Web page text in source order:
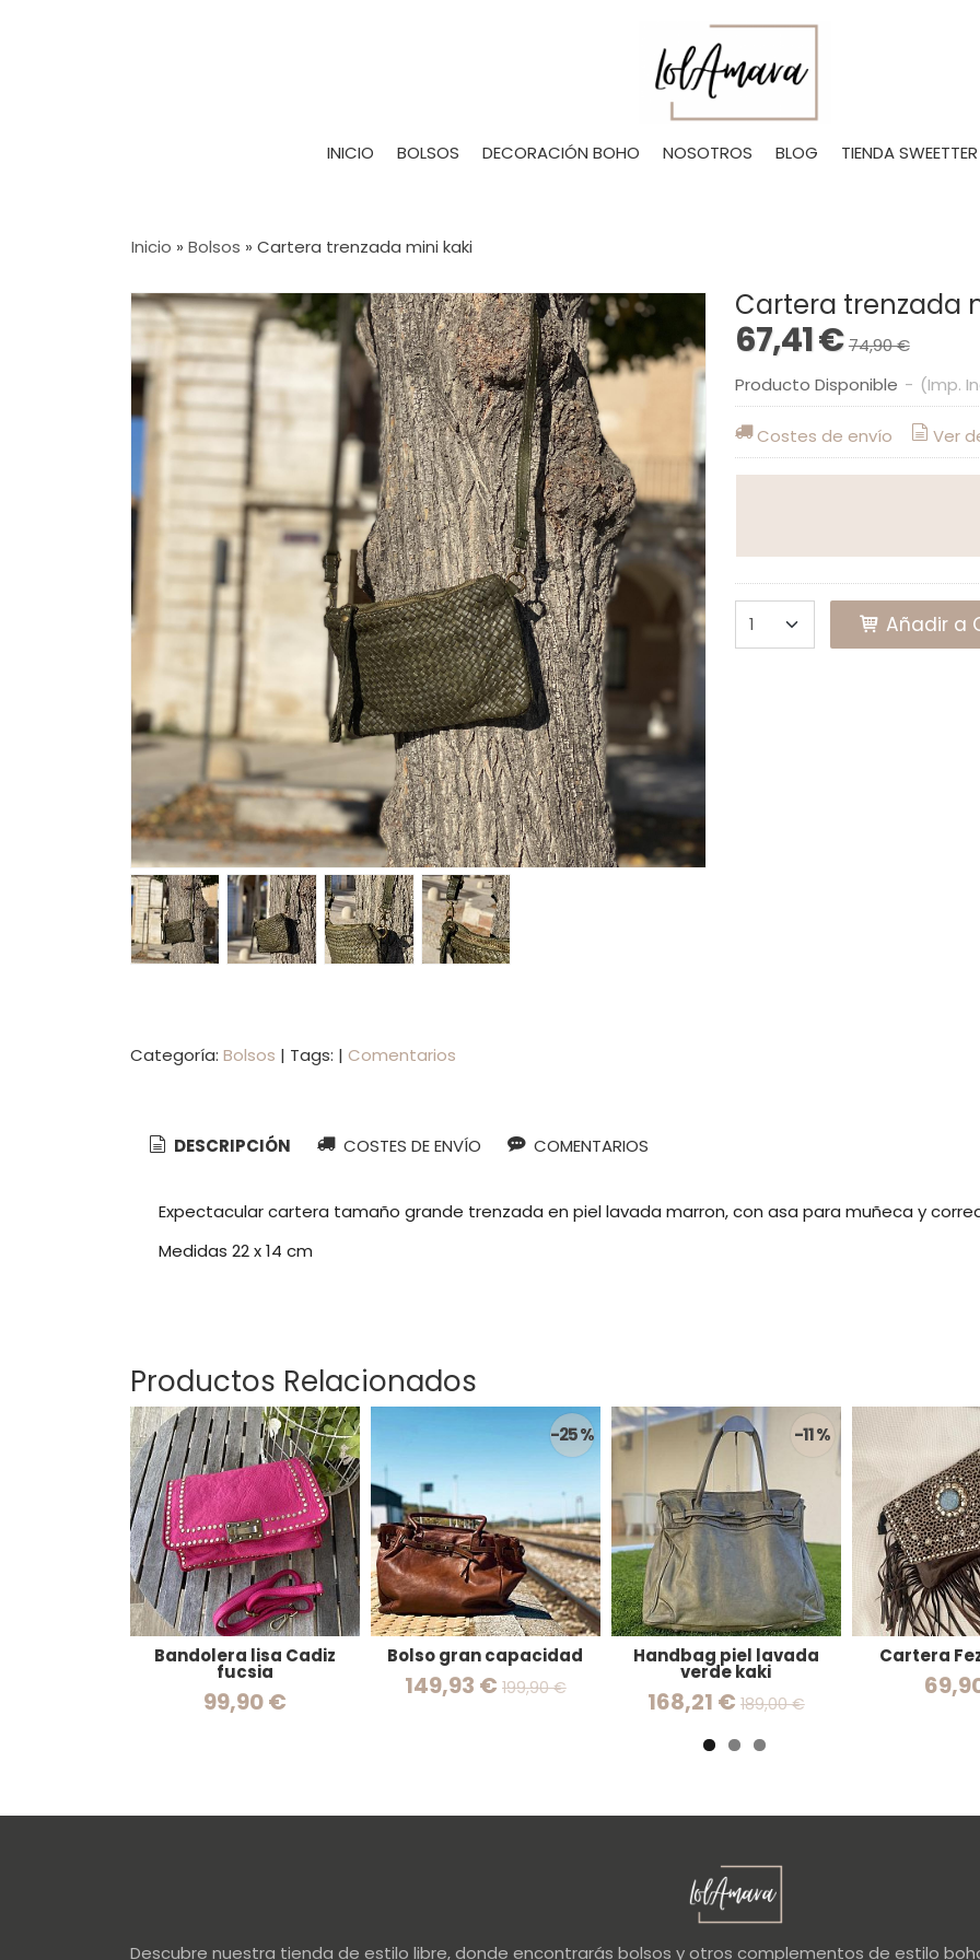
INICIO BOLSOS DECORACIÓN BOHO NOSOTROS BLOG TIENDA SWEETTER
Inicio » Bolsos » Cartera trenzada mini kaki
Cartera trenzada
67,41 €74,90 €
Producto Disponible - (Imp.
Costes de envío Ver
Añadir a
Categoría: Bolsos | Tags: | Comentarios
DESCRIPCIÓN COSTES DE ENVÍO COMENTARIOS
Expectacular cartera tamaño grande trenzada en piel lavada marron, con asa para muñeca y
Medidas 22 x 14 cm
Productos Relacionados
Bandolera lisa Cadiz
fucsia
99,90 €
-25 %
Bolso gran capacidad
149,93 € 199,90 €
-11 %
Handbag piel lavada
verde kaki
168,21 € 189,00 €
Cartera
Descubre nuestra tienda de estilo libre, donde encontrarás bolsos y otros complementos de estilo